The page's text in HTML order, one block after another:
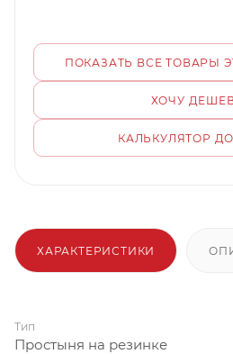
ПОКАЗАТЬ ВСЕ ТОВАРЫ
ХОЧУ
КАЛЬКУЛЯТОР
ХАРАКТЕРИСТИКИ
Тип
Простыня на резинке